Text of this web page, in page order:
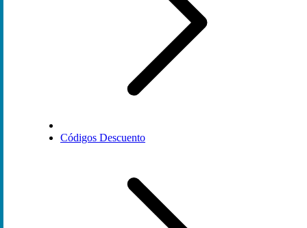
Códigos Descuento